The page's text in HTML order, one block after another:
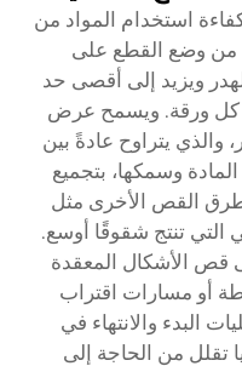
استخدام المواد من
من وضع القطع على
ويزيد إلى أقصى حد
كل ورقة. ويسمح عرض
والذي يتراوح عادةً بين
نوع المادة وسمكها، بتجميع
القص الأخرى مثل
التي تنتج شقوقًا أوسع.
قص الأشكال المعقدة
أو مسارات اقتراب
البدء والانتهاء في
تقلل من الحاجة إلى